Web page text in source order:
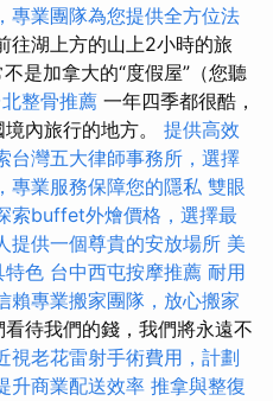
專業團隊為您提供全方位法
往湖上方的山上2小時的旅
是加拿大的“度假屋”（您聽
整骨推薦 一年四季都很酷，
內旅行的地方。 提供高效
台灣五大律師事務所，選擇
專業服務保障您的隱私 雙眼
索buffet外燴價格，選擇最
提供一個尊貴的安放場所 美
特色 台中西屯按摩推薦 耐用
賴專業搬家團隊，放心搬家
待我們的錢，我們將永遠不
視老花雷射手術費用，計劃
升商業配送效率 推拿與整復